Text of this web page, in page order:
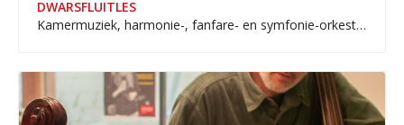
DWARSFLUITLES
Kamermuziek, harmonie-, fanfare- en symfonie-orkesten, jazz- en popmuziek.